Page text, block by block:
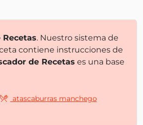
Recetas. Nuestro sistema de
contiene instrucciones de
de Recetas es una base
atascaburras manchego